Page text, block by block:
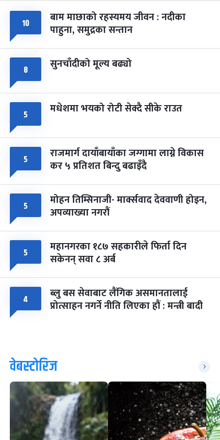
८ फागुपूर्णिमा
चैत्र ८, २०८३-Mar 22, 2027
७ महिना बाँकी
१० बाम माछाको रहस्यमय जीवन : नदीका
पाहुना, समुद्रका सन्तान
८ सुनचाँदीको मूल्य बढ्यो
५ मधेशमा भयको रोटी सेक्दै सीके राउत
५ राजमार्ग दायाँबायाँका जग्गामा लाग्ने विकास
कर ५ प्रतिशत बिन्दु बढाइँदै
५ मोहन तिम्सिनाजी- मार्क्सवाद देववाणी होइन,
अपव्याख्या नगरौं
५ महानगरका १८७ सहकारीले फिर्ता दिन
सकेनन् सवा ८ अर्ब
४ ब्लु बस सेवाबाट लैंगिक असमानतालाई
प्रोत्साहन नगर्ने नीति लिएका हौं : मन्त्री बादी
वेबस्टोरिज